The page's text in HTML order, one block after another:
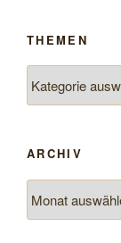
THEMEN
ARCHIV